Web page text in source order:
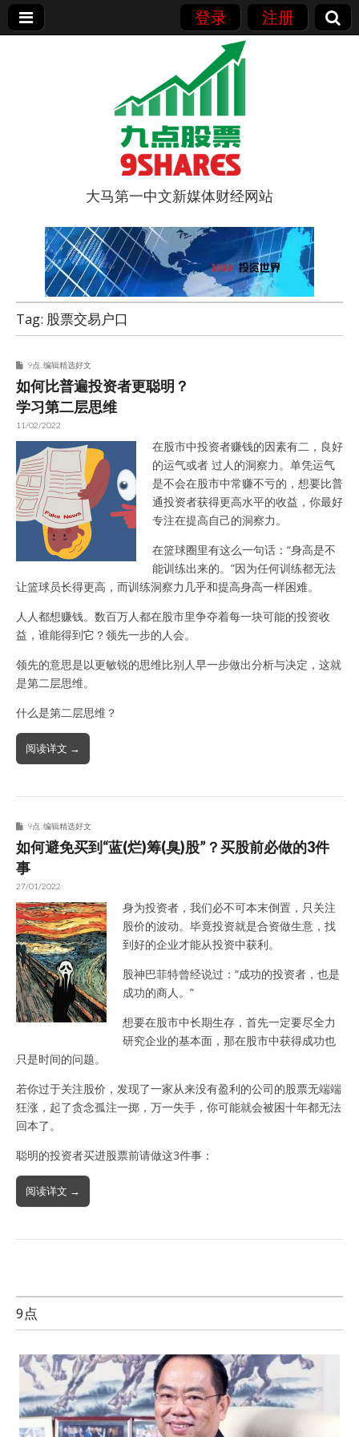
登录 注册
9点股票
大马第一中文新媒体财经网站
Tag: 股票交易户口
9点 编辑精选好文
如何比普遍投资者更聪明？
学习第二层思维
11/02/2022
在股市中投资者赚钱的因素有二，良好
的运气或者 过人的洞察力。单凭运气
是不会在股市中常赚不亏的，想要比普
通投资者获得更高水平的收益，你最好
专注在提高自己的洞察力。
在篮球圈里有这么一句话：“身高是不
能训练出来的。”因为任何训练都无法
让篮球员长得更高，而训练洞察力几乎和提高身高一样困难。
人人都想赚钱。数百万人都在股市里争夺着每一块可能的投资收
益，谁能得到它？领先一步的人会。
领先的意思是以更敏锐的思维比别人早一步做出分析与决定，这就
是第二层思维。
什么是第二层思维？
阅读详文 →
9点 编辑精选好文
如何避免买到“蓝(烂)筹(臭)股”？买股前必做的3件
事
27/01/2022
身为投资者，我们必不可本末倒置，只关注
股价的波动。毕竟投资就是合资做生意，找
到好的企业才能从投资中获利。
股神巴菲特曾经说过：“成功的投资者，也是
成功的商人。”
想要在股市中长期生存，首先一定要尽全力
研究企业的基本面，那在股市中获得成功也
只是时间的问题。
若你过于关注股价，发现了一家从来没有盈利的公司的股票无端端
狂涨，起了贪念孤注一掷，万一失手，你可能就会被困十年都无法
回本了。
聪明的投资者买进股票前请做这3件事：
阅读详文 →
9点